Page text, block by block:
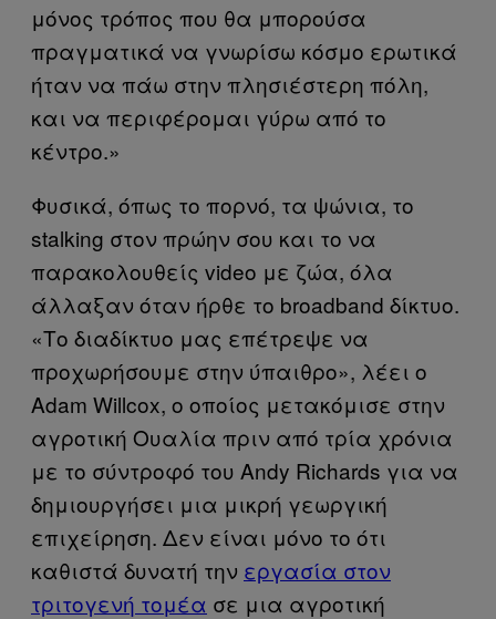
μόνος τρόπος που θα μπορούσα
πραγματικά να γνωρίσω κόσμο ερωτικά
ήταν να πάω στην πλησιέστερη πόλη,
και να περιφέρομαι γύρω από το
κέντρο.»
Φυσικά, όπως το πορνό, τα ψώνια, το
stalking στον πρώην σου και το να
παρακολουθείς video με ζώα, όλα
άλλαξαν όταν ήρθε το broadband δίκτυο.
«Το διαδίκτυο μας επέτρεψε να
προχωρήσουμε στην ύπαιθρο», λέει ο
Adam Willcox, ο οποίος μετακόμισε στην
αγροτική Ουαλία πριν από τρία χρόνια
με το σύντροφό του Andy Richards για να
δημιουργήσει μια μικρή γεωργική
επιχείρηση. Δεν είναι μόνο το ότι
καθιστά δυνατή την εργασία στον
τριτογενή τομέα σε μια αγροτική